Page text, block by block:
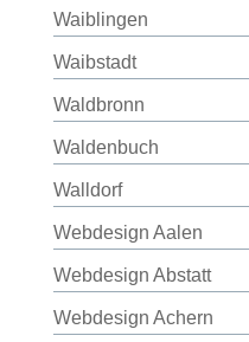
Waiblingen
Waibstadt
Waldbronn
Waldenbuch
Walldorf
Webdesign Aalen
Webdesign Abstatt
Webdesign Achern